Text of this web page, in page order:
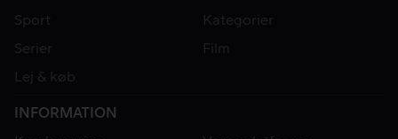
Sport
Kategorier
Serier
Film
Lej & køb
INFORMATION